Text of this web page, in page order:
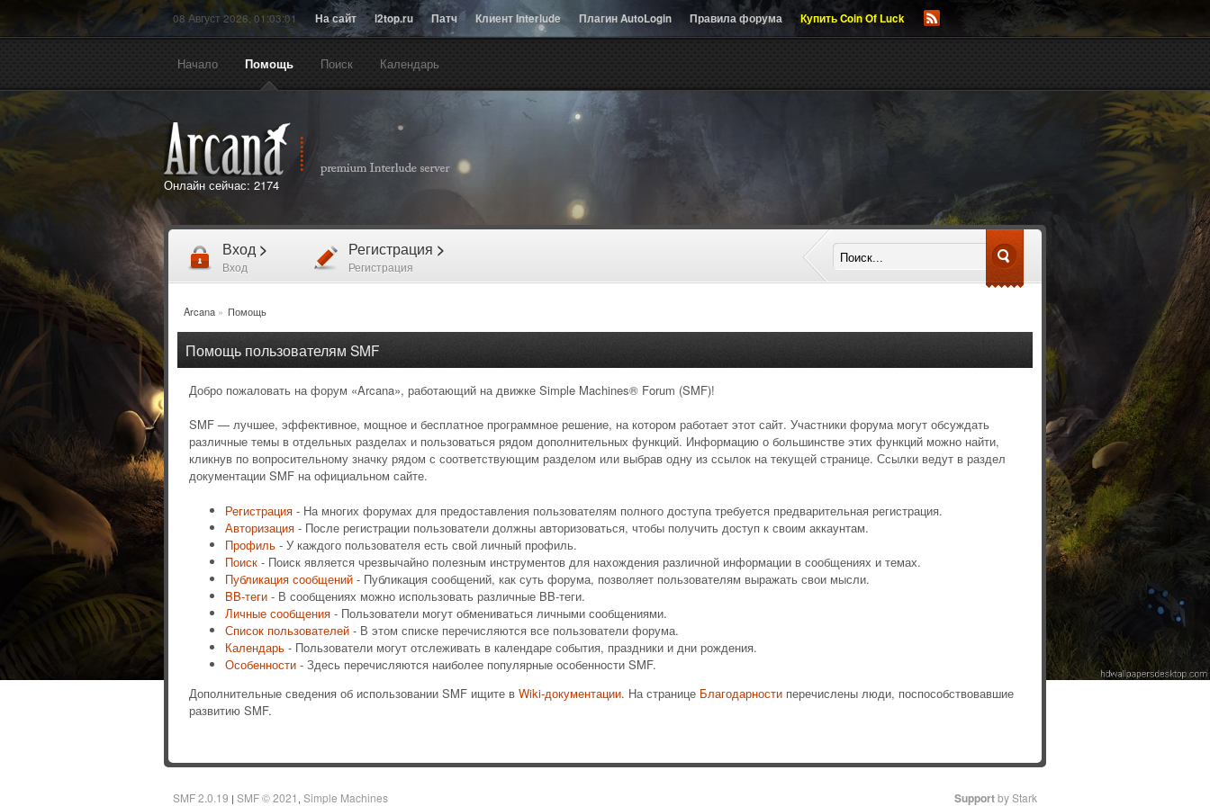
08 Август 2026, 01:03:01 На сайт l2top.ru Патч Клиент Interlude Плагин AutoLogin Правила форума Купить Coin Of Luck
Начало Помощь Поиск Календарь
Онлайн сейчас: 2174
Вход >
Вход
Регистрация >
Регистрация
Arcana» Помощь
Помощь пользователям SMF
Добро пожаловать на форум «Arcana», работающий на движке Simple Machines® Forum (SMF)!
SMF — лучшее, эффективное, мощное и бесплатное программное решение, на котором работает этот сайт. Участники форума могут обсуждать
различные темы в отдельных разделах и пользоваться рядом дополнительных функций. Информацию о большинстве этих функций можно найти,
кликнув по вопросительному значку рядом с соответствующим разделом или выбрав одну из ссылок на текущей странице. Ссылки ведут в раздел
документации SMF на официальном сайте.
Регистрация - На многих форумах для предоставления пользователям полного доступа требуется предварительная регистрация.
Авторизация - После регистрации пользователи должны авторизоваться, чтобы получить доступ к своим аккаунтам.
Профиль - У каждого пользователя есть свой личный профиль.
Поиск - Поиск является чрезвычайно полезным инструментов для нахождения различной информации в сообщениях и темах.
Публикация сообщений - Публикация сообщений, как суть форума, позволяет пользователям выражать свои мысли.
BB-теги - В сообщениях можно использовать различные BB-теги.
Личные сообщения - Пользователи могут обмениваться личными сообщениями.
Список пользователей - В этом списке перечисляются все пользователи форума.
Календарь - Пользователи могут отслеживать в календаре события, праздники и дни рождения.
Особенности - Здесь перечисляются наиболее популярные особенности SMF.
Дополнительные сведения об использовании SMF ищите в Wiki-документации. На странице Благодарности перечислены люди, поспособствовавшие
развитию SMF.
SMF 2.0.19 | SMF © 2021 Simple Machines Supportby Stark